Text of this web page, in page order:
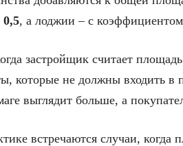
0,5, а лоджии – с коэффициентом
застройщик считает
которые не должны входить в
выглядит больше, а
встречаются случаи, когда